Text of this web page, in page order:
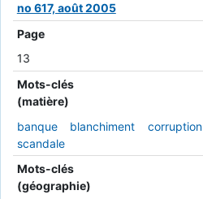
no 617, août 2005
Page
13
Mots-clés
(matière)
banque
blanchiment corruption
scandale
Mots-clés
(géographie)